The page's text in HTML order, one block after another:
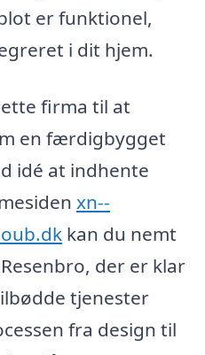
er funktionel,
i dit hjem.
firma til at
en færdigbygget
idé at indhente
xn--
kan du nemt
der er klar
tjenester
fra design til